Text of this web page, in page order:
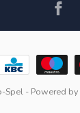
Spel- Powered by